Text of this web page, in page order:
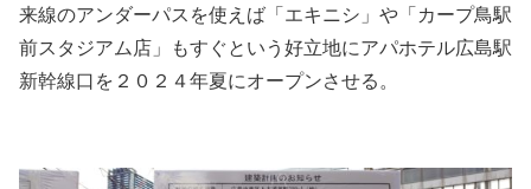
来線のアンダーパスを使えば「エキニシ」や「カープ鳥駅
前スタジアム店」もすぐという好立地にアパホテル広島駅
新幹線口を２０２４年夏にオープンさせる。